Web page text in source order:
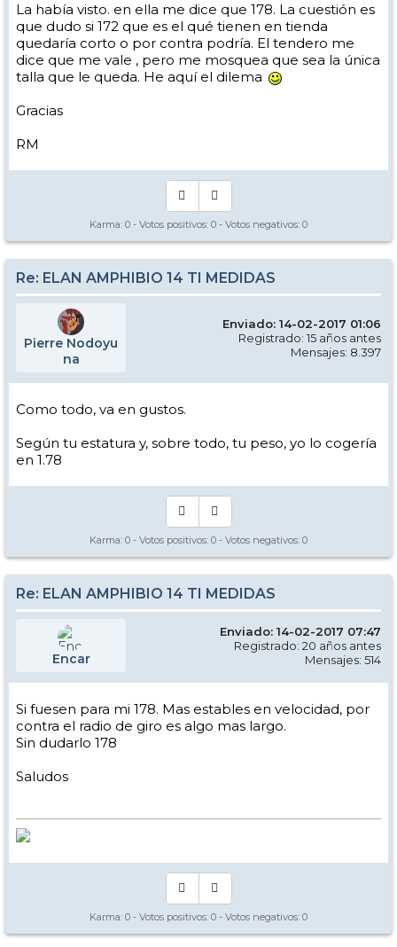
La había visto. en ella me dice que 178. La cuestión es
que dudo si 172 que es el qué tienen en tienda
quedaría corto o por contra podría. El tendero me
dice que me vale , pero me mosquea que sea la única
talla que le queda. He aquí el dilema
Gracias
RM
Karma: 0 - Votos positivos: 0 - Votos negativos: 0
Re: ELAN AMPHIBIO 14 TI MEDIDAS
Pierre Nodoyu
na
Enviado: 14-02-2017 01:06
Registrado: 15 años antes
Mensajes: 8.397
Como todo, va en gustos.
Según tu estatura y, sobre todo, tu peso, yo lo cogería
en 1.78
Karma: 0 - Votos positivos: 0 - Votos negativos: 0
Re: ELAN AMPHIBIO 14 TI MEDIDAS
Encar
Enviado: 14-02-2017 07:47
Registrado: 20 años antes
Mensajes: 514
Si fuesen para mi 178. Mas estables en velocidad, por
contra el radio de giro es algo mas largo.
Sin dudarlo 178
Saludos
Karma: 0 - Votos positivos: 0 - Votos negativos: 0